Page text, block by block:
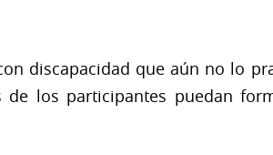
discapacidad que aún no lo
los participantes puedan